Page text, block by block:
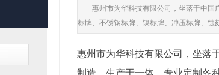
惠州市为华科技有限公司，坐落于中国
标牌、不锈钢标牌、镍标牌、冲压标牌、蚀
惠州市为华科技有限公司，坐落
制造、生产于一体。专业定制各